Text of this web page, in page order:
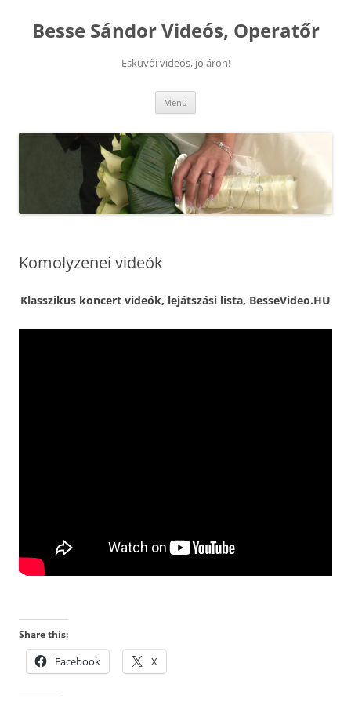
tartalomba
Besse Sándor Videós, Operatőr
Esküvői videós, jó áron!
Menü
Komolyzenei videók
Klasszikus koncert videók, lejátszási lista, BesseVideo.HU
Share this:
Facebook X